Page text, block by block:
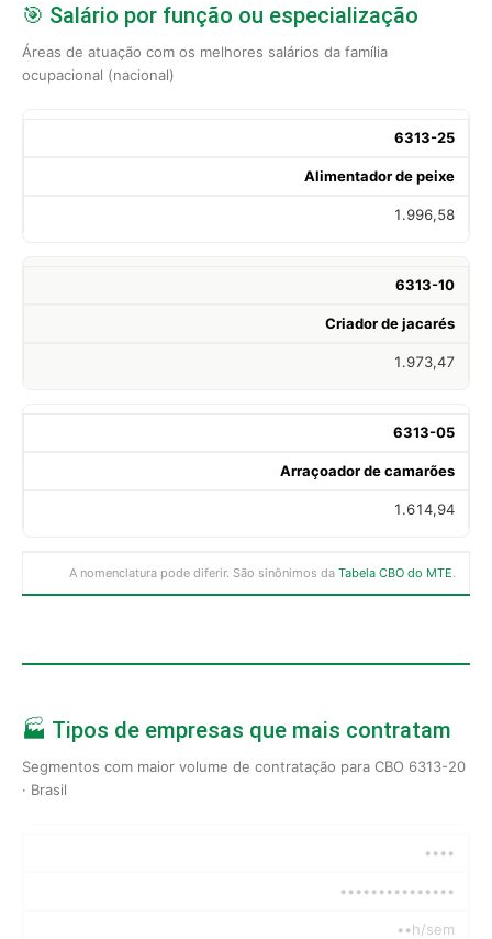
🎯 Salário por função ou especialização
Áreas de atuação com os melhores salários da família
ocupacional (nacional)
6313-25
Alimentador de peixe
1.996,58
6313-10
Criador de jacarés
1.973,47
6313-05
Arraçoador de camarões
1.614,94
A nomenclatura pode diferir. São sinônimos da Tabela CBO do MTE.
🏭 Tipos de empresas que mais contratam
Segmentos com maior volume de contratação para CBO 6313-20
· Brasil
••••
•••••••••••••••
••h/sem